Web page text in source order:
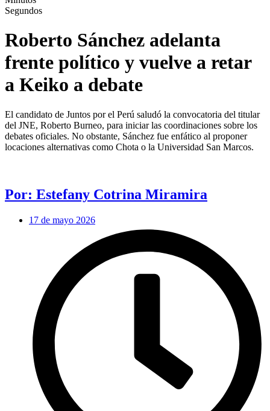
Segundos
Roberto Sánchez adelanta
frente político y vuelve a retar
a Keiko a debate
El candidato de Juntos por el Perú saludó la convocatoria del titular
del JNE, Roberto Burneo, para iniciar las coordinaciones sobre los
debates oficiales. No obstante, Sánchez fue enfático al proponer
locaciones alternativas como Chota o la Universidad San Marcos.
Por: Estefany Cotrina Miramira
17 de mayo 2026